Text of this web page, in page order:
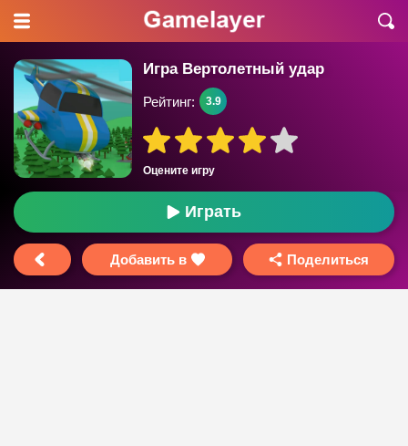
Игра Вертолетный удар
Оцените игру
Рейтинг: 3.9
Играть
Добавить в Поделиться